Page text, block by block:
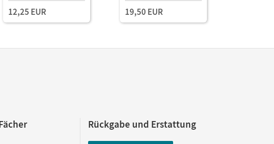
12,25 EUR 19,50 EUR
Rückgabe und Erstattung